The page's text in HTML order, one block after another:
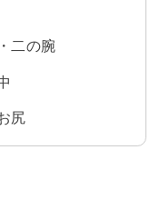
二の腕
尻